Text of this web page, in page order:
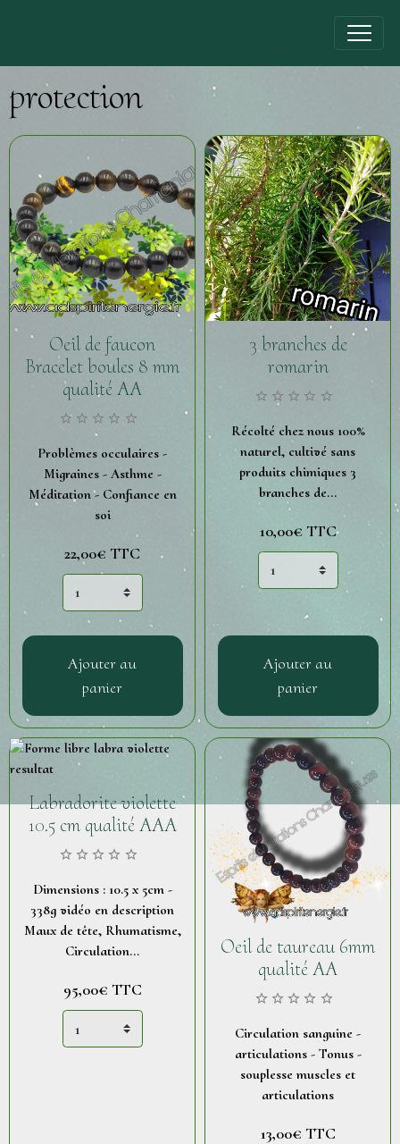
protection
Oeil de faucon
Bracelet boules 8 mm
qualité AA
Problèmes occulaires -
Migraines - Asthme -
Méditation - Confiance en
soi
22,00€ TTC
Ajouter au
panier
3 branches de
romarin
Récolté chez nous 100%
naturel, cultivé sans
produits chimiques 3
branches de...
10,00€ TTC
Ajouter au
panier
Labradorite violette
10.5 cm qualité AAA
Dimensions : 10.5 x 5cm -
338g vidéo en description
Maux de tête, Rhumatisme,
Circulation...
95,00€ TTC
Oeil de taureau 6mm
qualité AA
Circulation sanguine -
articulations - Tonus -
souplesse muscles et
articulations
13,00€ TTC